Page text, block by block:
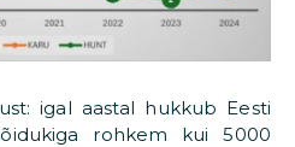
igal aastal hukkub Eesti
rohkem kui 5000